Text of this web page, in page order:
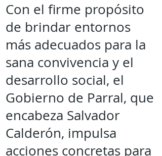
Con el firme propósito
de brindar entornos
más adecuados para la
sana convivencia y el
desarrollo social, el
Gobierno de Parral, que
encabeza Salvador
Calderón, impulsa
acciones concretas para